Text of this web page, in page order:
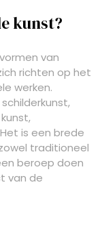
kunst?
van
richten op het
werken.
is een brede
traditioneel
beroep doen
van de